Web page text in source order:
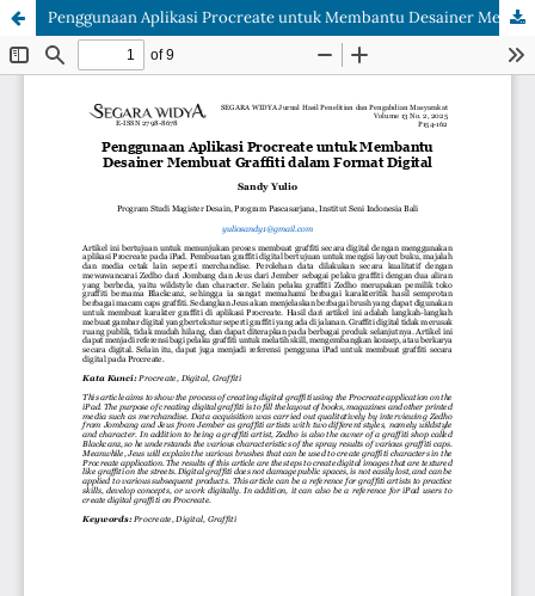
Penggunaan Aplikasi Procreate untuk Membantu Desainer Membuat Graffiti dalam Format Digital